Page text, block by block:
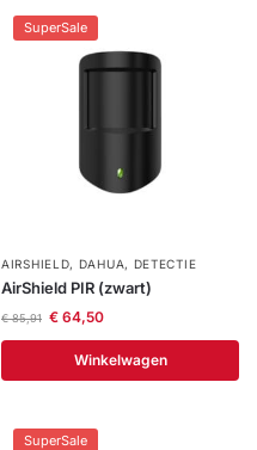
SuperSale
AIRSHIELD, DAHUA, DETECTIE
AirShield PIR (zwart)
€85,91 €64,50
Winkelwagen
SuperSale